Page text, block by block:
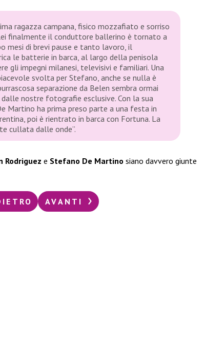
ragazza campana, fisico mozzafiato e sorriso
finalmente il conduttore ballerino è tornato a
mesi di brevi pause e tanto lavoro, il
le batterie in barca, al largo della penisola
gli impegni milanesi, televisivi e familiari. Una
svolta per Stefano, anche se nulla è
separazione da Belen sembra ormai
nostre fotografie esclusive. Con la sua
Martino ha prima preso parte a una festa in
poi è rientrato in barca con Fortuna. La
cullata dalle onde”.
Rodriguez e Stefano De Martino siano davvero giunte
AVANTI